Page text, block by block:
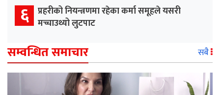
६ प्रहरीको नियन्त्रणमा रहेका कर्मा समूहले यसरी
मच्चाउथ्यो लुटपाट
सम्वन्धित समाचार सबै